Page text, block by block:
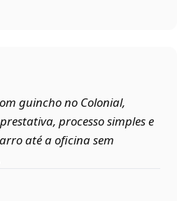
guincho no Colonial,
processo simples e
até a oficina sem